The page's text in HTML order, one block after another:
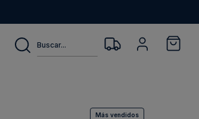
Buscar...
Más vendidos